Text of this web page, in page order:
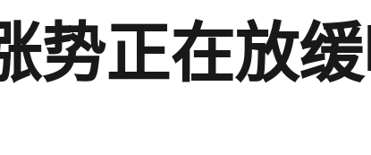
势正在放